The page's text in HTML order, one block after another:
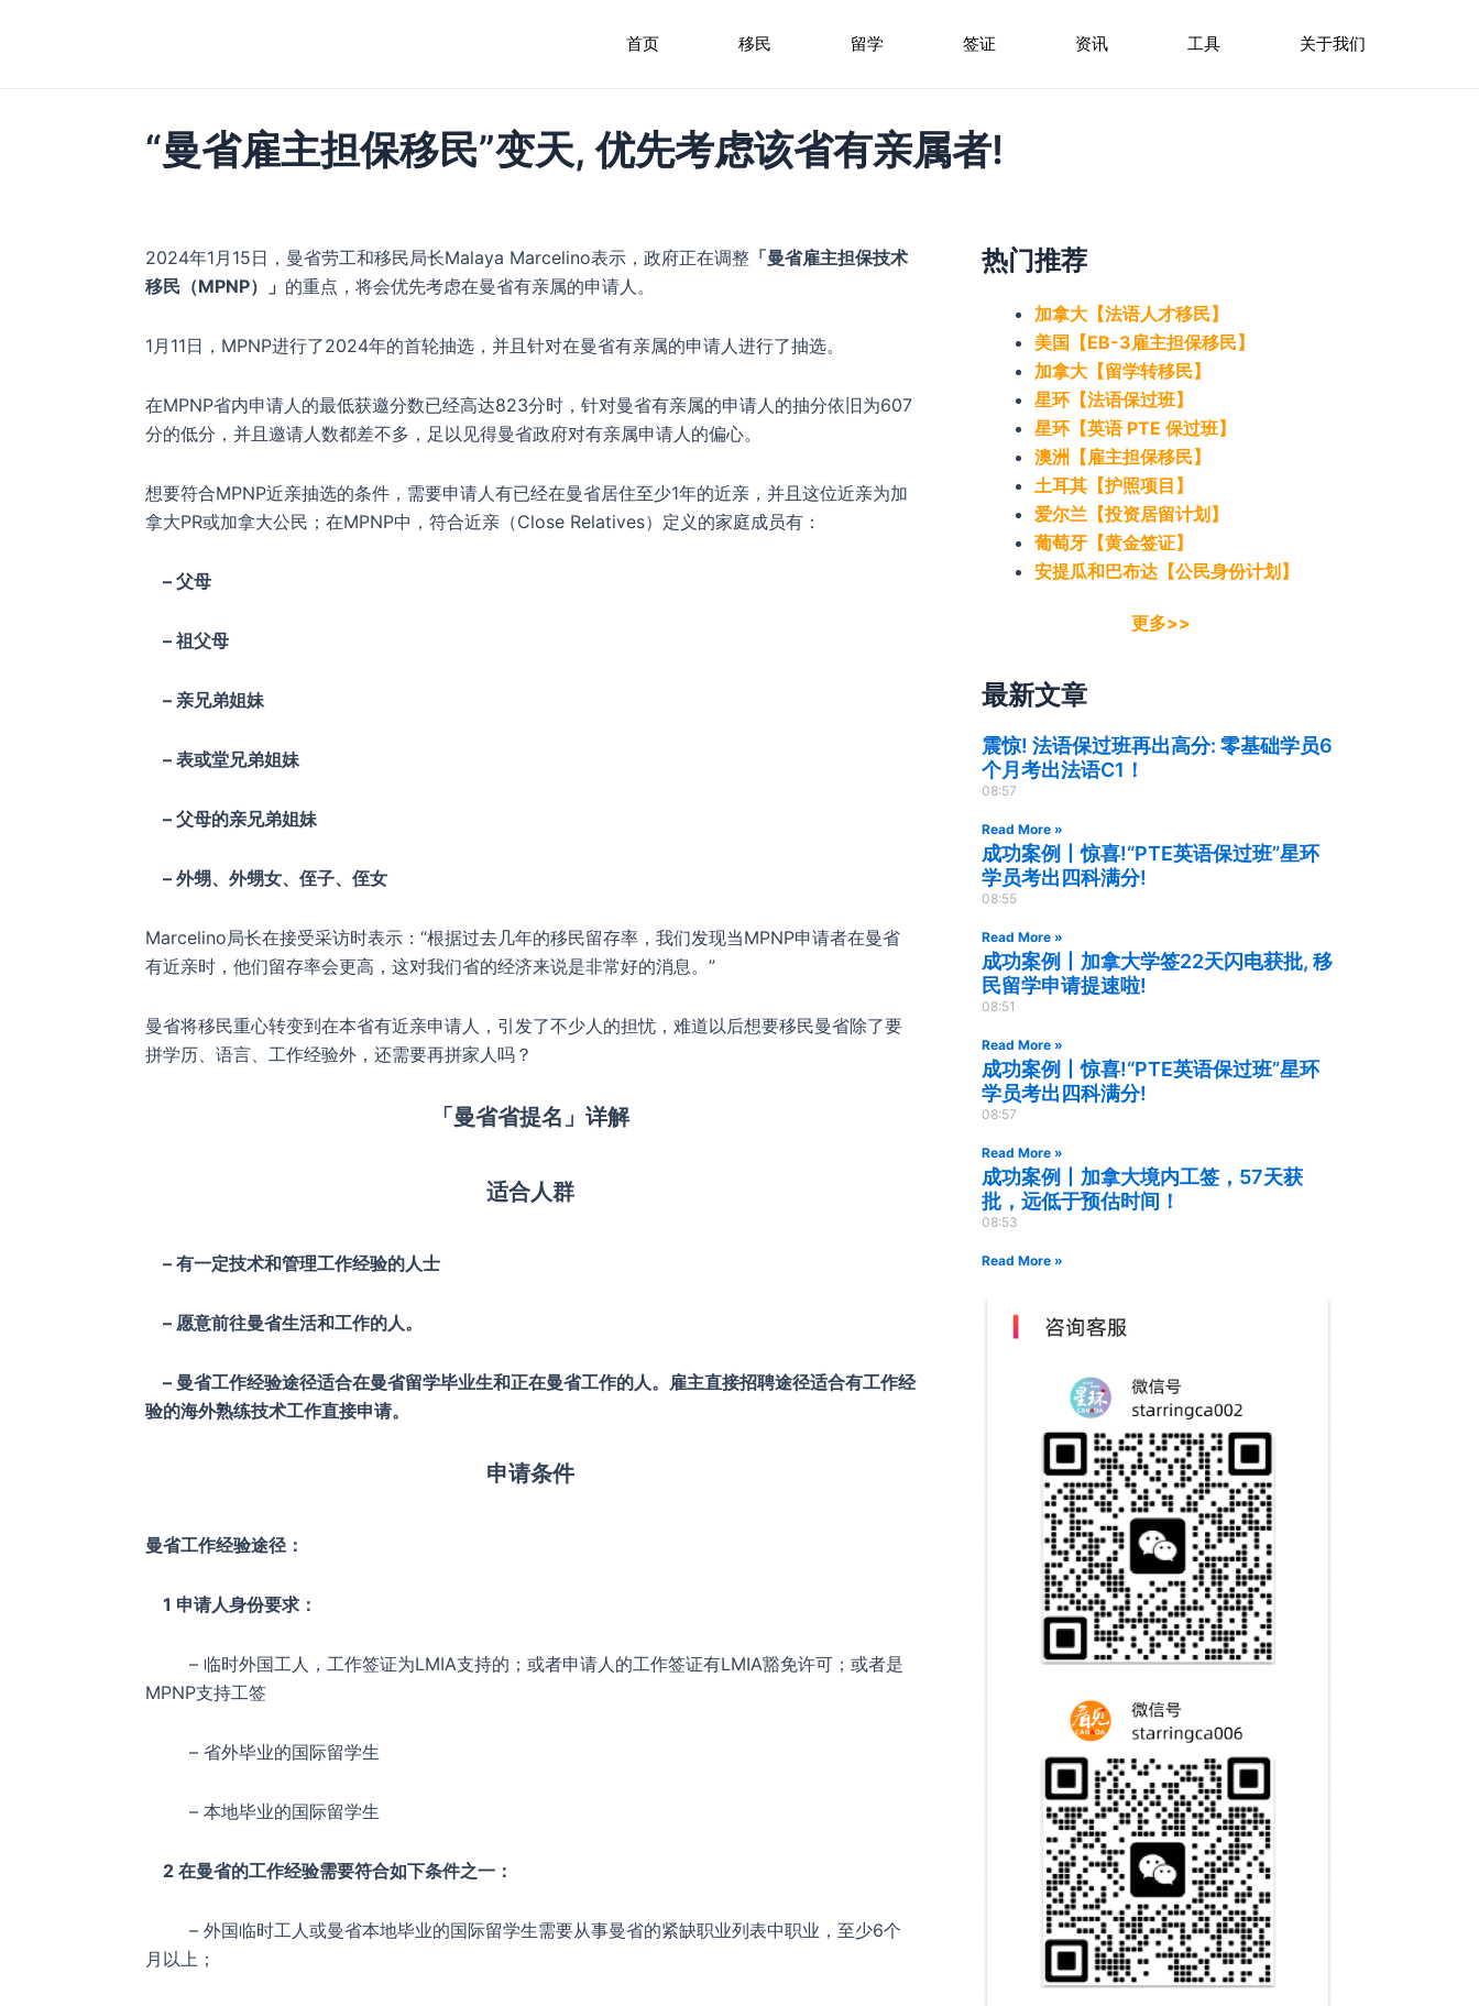
首页 移民 留学 签证 资讯 工具 关于我们
“曼省雇主担保移民”变天, 优先考虑该省有亲属者!
2024年1月15日，曼省劳工和移民局长Malaya Marcelino表示，政府正在调整 「曼省雇主担保技术
移民（MPNP）」 的重点，将会优先考虑在曼省有亲属的申请人。
1月11日，MPNP进行了2024年的首轮抽选，并且针对在曼省有亲属的申请人进行了抽选。
在MPNP省内申请人的最低获邀分数已经高达823分时，针对曼省有亲属的申请人的抽分依旧为607
分的低分，并且邀请人数都差不多，足以见得曼省政府对有亲属申请人的偏心。
想要符合MPNP近亲抽选的条件，需要申请人有已经在曼省居住至少1年的近亲，并且这位近亲为加
拿大PR或加拿大公民；在MPNP中，符合近亲（Close Relatives）定义的家庭成员有：
– 父母
– 祖父母
– 亲兄弟姐妹
– 表或堂兄弟姐妹
– 父母的亲兄弟姐妹
– 外甥、外甥女、侄子、侄女
Marcelino局长在接受采访时表示：“根据过去几年的移民留存率，我们发现当MPNP申请者在曼省
有近亲时，他们留存率会更高，这对我们省的经济来说是非常好的消息。”
曼省将移民重心转变到在本省有近亲申请人，引发了不少人的担忧，难道以后想要移民曼省除了要
拼学历、语言、工作经验外，还需要再拼家人吗？
「曼省省提名」详解
适合人群
– 有一定技术和管理工作经验的人士
– 愿意前往曼省生活和工作的人。
– 曼省工作经验途径适合在曼省留学毕业生和正在曼省工作的人。雇主直接招聘途径适合有工作经
验的海外熟练技术工作直接申请。
申请条件
曼省工作经验途径：
1 申请人身份要求：
– 临时外国工人，工作签证为LMIA支持的；或者申请人的工作签证有LMIA豁免许可；或者是
MPNP支持工签
– 省外毕业的国际留学生
– 本地毕业的国际留学生
2 在曼省的工作经验需要符合如下条件之一：
– 外国临时工人或曼省本地毕业的国际留学生需要从事曼省的紧缺职业列表中职业，至少6个
月以上；
热门推荐
加拿大【法语人才移民】
美国【EB-3雇主担保移民】
加拿大【留学转移民】
星环【法语保过班】
星环【英语 PTE 保过班】
澳洲【雇主担保移民】
土耳其【护照项目】
爱尔兰【投资居留计划】
葡萄牙【黄金签证】
安提瓜和巴布达【公民身份计划】
更多>>
最新文章
震惊! 法语保过班再出高分: 零基础学员6
个月考出法语C1！
08:57
Read More »
成功案例丨惊喜!“PTE英语保过班”星环
学员考出四科满分!
08:55
Read More »
成功案例丨加拿大学签22天闪电获批, 移
民留学申请提速啦!
08:51
Read More »
成功案例丨惊喜!“PTE英语保过班”星环
学员考出四科满分!
08:57
Read More »
成功案例丨加拿大境内工签，57天获
批，远低于预估时间！
08:53
Read More »